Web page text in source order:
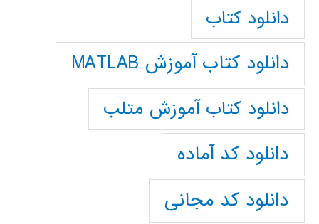
دانلود کتاب
دانلود کتاب آموزش MATLAB
دانلود کتاب آموزش متلب
دانلود کد آماده
دانلود کد مجانی